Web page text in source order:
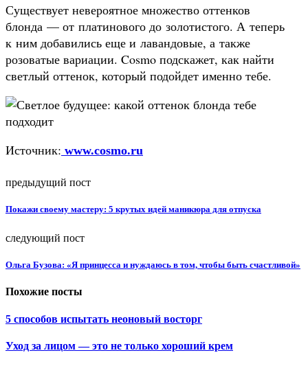
Существует невероятное множество оттенков
блонда — от платинового до золотистого. А теперь
к ним добавились еще и лавандовые, а также
розоватые вариации. Cosmo подскажет, как найти
светлый оттенок, который подойдет именно тебе.
Источник: www.cosmo.ru
предыдущий пост
Покажи своему мастеру: 5 крутых идей маникюра для отпуска
следующий пост
Ольга Бузова: «Я принцесса и нуждаюсь в том, чтобы быть счастливой»
Похожие посты
5 способов испытать неоновый восторг
Уход за лицом — это не только хороший крем